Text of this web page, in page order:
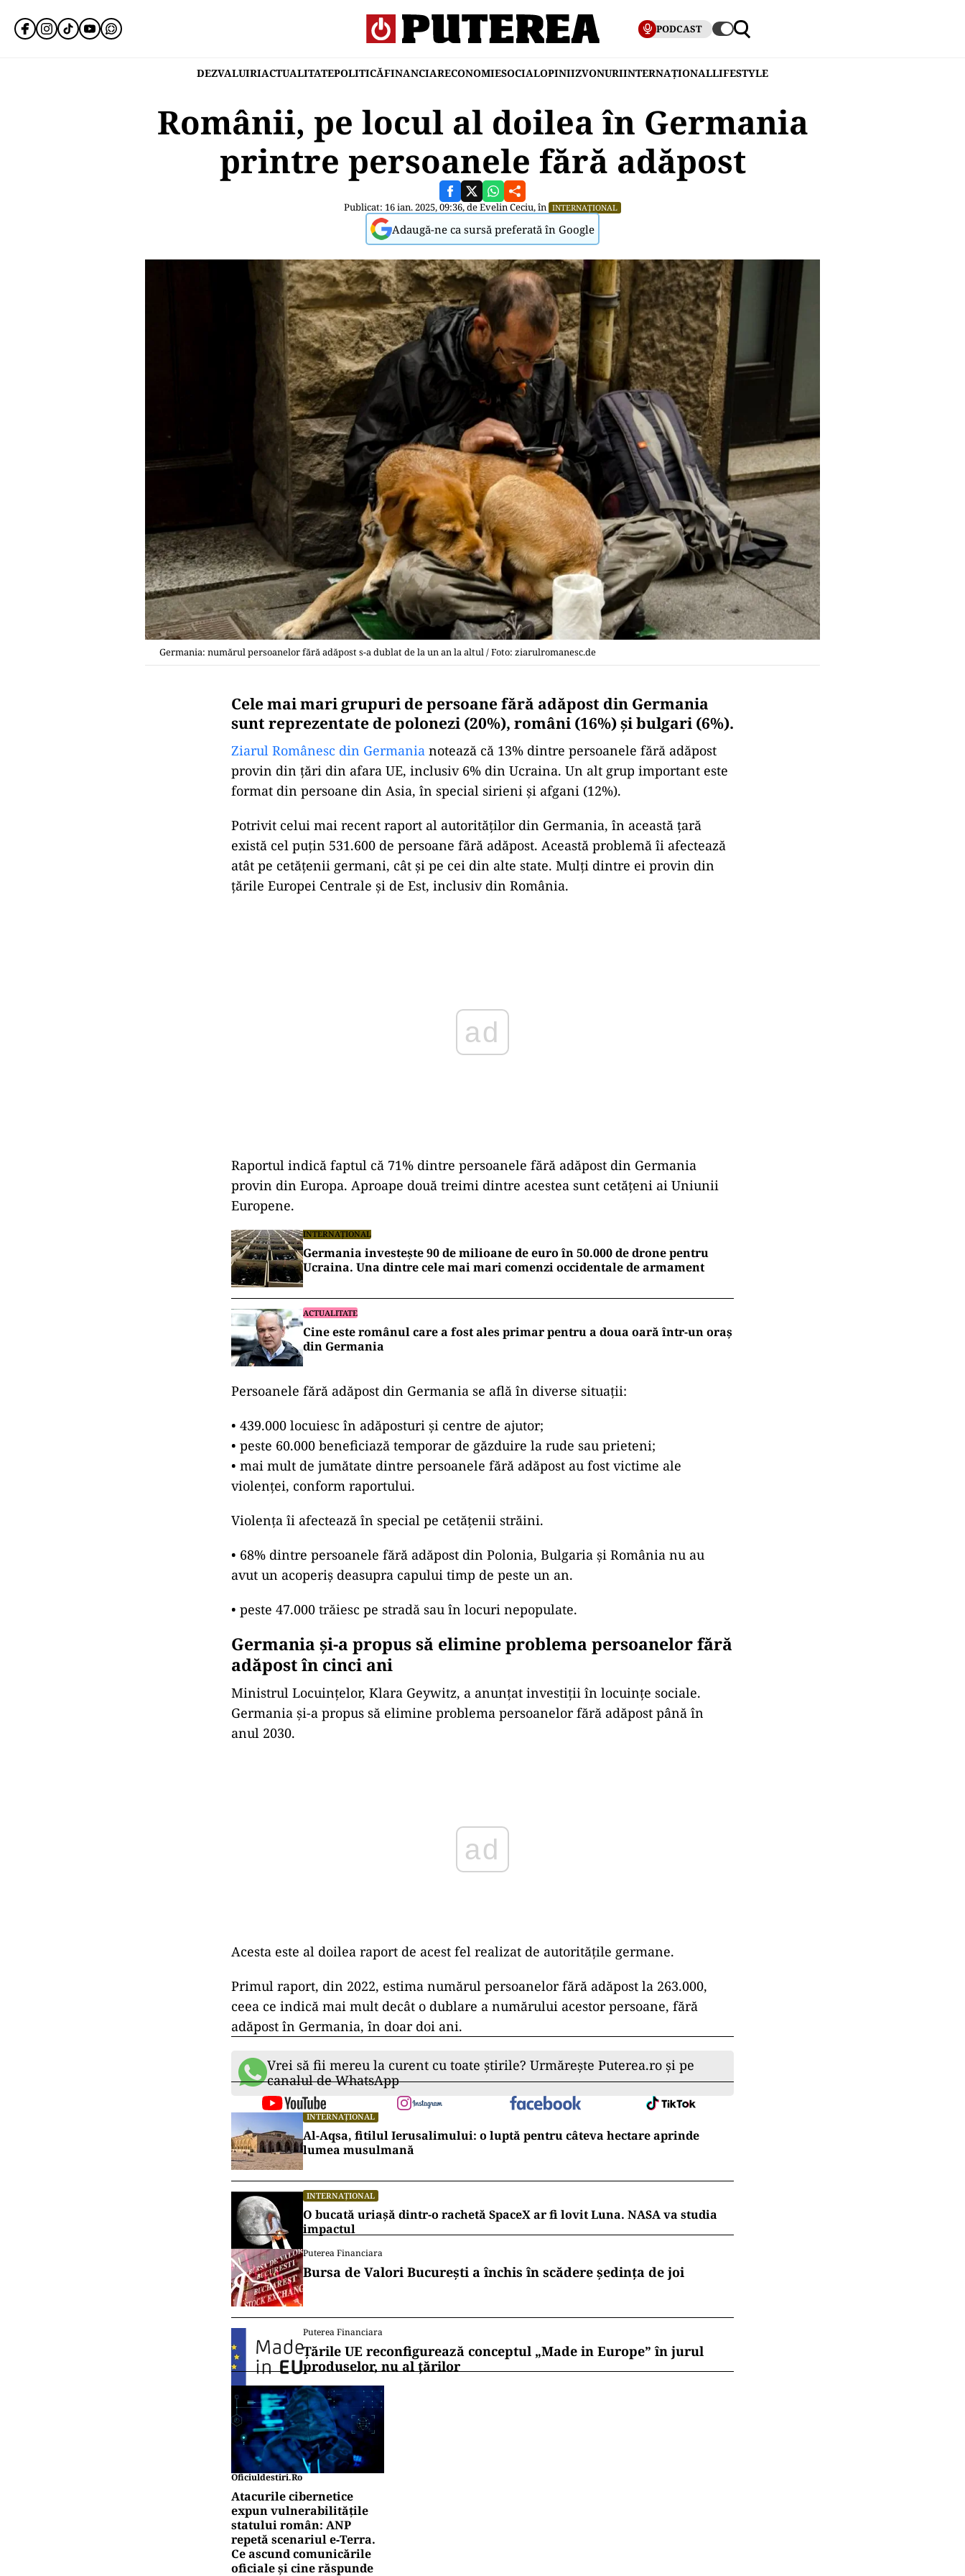
PODCAST
DEZVALUIRIACTUALITATEPOLITICĂFINANCIARECONOMIESOCIALOPINIIZVONURIINTERNAȚIONALLIFESTYLE
Românii, pe locul al doilea în Germania
printre persoanele fără adăpost
Publicat: 16 ian. 2025, 09:36, deEvelin Ceciu, în INTERNAȚIONAL
Adaugă-ne ca sursă preferată în Google
Germania: numărul persoanelor fără adăpost s-a dublat de la un an la altul / Foto: ziarulromanesc.de
Cele mai mari grupuri de persoane fără adăpost din Germania
sunt reprezentate de polonezi (20%), români (16%) și bulgari (6%).
Ziarul Românesc din Germania notează că 13% dintre persoanele fără adăpost
provin din țări din afara UE, inclusiv 6% din Ucraina. Un alt grup important este
format din persoane din Asia, în special sirieni și afgani (12%).
Potrivit celui mai recent raport al autorităților din Germania, în această țară
există cel puțin 531.600 de persoane fără adăpost. Această problemă îi afectează
atât pe cetățenii germani, cât și pe cei din alte state. Mulți dintre ei provin din
țările Europei Centrale și de Est, inclusiv din România.
Raportul indică faptul că 71% dintre persoanele fără adăpost din Germania
provin din Europa. Aproape două treimi dintre acestea sunt cetățeni ai Uniunii
Europene.
INTERNAȚIONAL
Germania investește 90 de milioane de euro în 50.000 de drone pentru
Ucraina. Una dintre cele mai mari comenzi occidentale de armament
ACTUALITATE
Cine este românul care a fost ales primar pentru a doua oară într-un oraș
din Germania
Persoanele fără adăpost din Germania se află în diverse situații:
• 439.000 locuiesc în adăposturi și centre de ajutor;
• peste 60.000 beneficiază temporar de găzduire la rude sau prieteni;
• mai mult de jumătate dintre persoanele fără adăpost au fost victime ale
violenței, conform raportului.
Violența îi afectează în special pe cetățenii străini.
• 68% dintre persoanele fără adăpost din Polonia, Bulgaria și România nu au
avut un acoperiș deasupra capului timp de peste un an.
• peste 47.000 trăiesc pe stradă sau în locuri nepopulate.
Germania și-a propus să elimine problema persoanelor fără
adăpost în cinci ani
Ministrul Locuințelor, Klara Geywitz, a anunțat investiții în locuințe sociale.
Germania și-a propus să elimine problema persoanelor fără adăpost până în
anul 2030.
ad
Acesta este al doilea raport de acest fel realizat de autoritățile germane.
Primul raport, din 2022, estima numărul persoanelor fără adăpost la 263.000,
ceea ce indică mai mult decât o dublare a numărului acestor persoane, fără
adăpost în Germania, în doar doi ani.
Vrei să fii mereu la curent cu toate știrile? Urmărește Puterea.ro și pe
canalul de WhatsApp
INTERNAȚIONAL
Al-Aqsa, fitilul Ierusalimului: o luptă pentru câteva hectare aprinde
lumea musulmană
INTERNAȚIONAL
O bucată uriașă dintr-o rachetă SpaceX ar fi lovit Luna. NASA va studia
impactul
Puterea Financiara
Bursa de Valori București a închis în scădere ședința de joi
Puterea Financiara
Țările UE reconfigurează conceptul „Made in Europe” în jurul
produselor, nu al țărilor
Oficiuldestiri.ro
Atacurile cibernetice
expun vulnerabilitățile
statului român: ANP
repetă scenariul e‑Terra.
Ce ascund comunicările
oficiale și cine răspunde